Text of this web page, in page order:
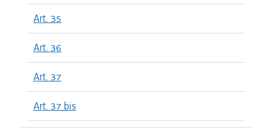
Art. 35
Art. 36
Art. 37
Art. 37 bis